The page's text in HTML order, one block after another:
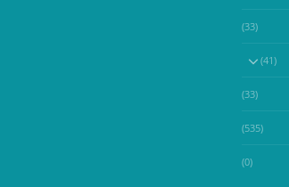
(33)
(41)
(33)
(535)
(0)